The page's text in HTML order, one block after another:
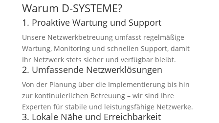
Warum D-SYSTEME?
1. Proaktive Wartung und Support
Unsere Netzwerkbetreuung umfasst regelmäßige
Wartung, Monitoring und schnellen Support, damit
Ihr Netzwerk stets sicher und verfügbar bleibt.
2. Umfassende Netzwerklösungen
Von der Planung über die Implementierung bis hin
zur kontinuierlichen Betreuung – wir sind Ihre
Experten für stabile und leistungsfähige Netzwerke.
3. Lokale Nähe und Erreichbarkeit